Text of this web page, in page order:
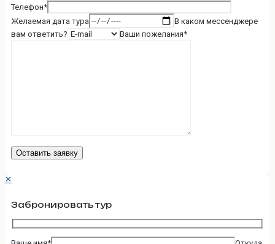
Телефон*
Желаемая дата тура
В каком мессенджере
вам ответить?
Ваши пожелания*
✕
Забронировать тур